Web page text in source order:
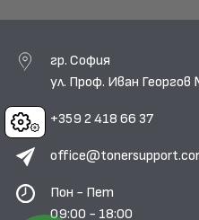
Cookies
гр. София
ул. Проф. Иван
+359 2 418 66 37
Пон - Пет
09:00 - 18:00